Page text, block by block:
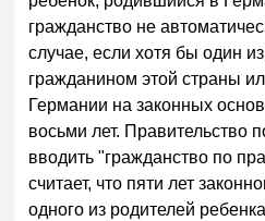
гражданство не
случае, если хотя бы один
гражданином этой страны
Германии на законных
восьми лет. Правительство
вводить "гражданство по
считает, что пяти лет
одного из родителей